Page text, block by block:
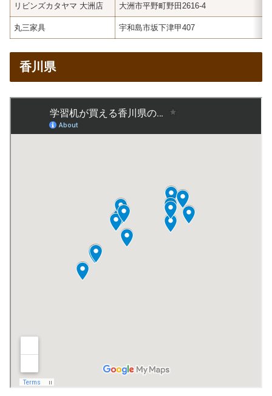
リビンズカタヤマ 大洲店 大洲市平野町野田2616-4
丸三家具 宇和島市坂下津甲407
香川県